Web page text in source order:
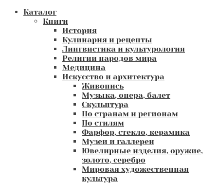
Каталог
Книги
История
Кулинария и рецепты
Лингвистика и культурология
Религии народов мира
Медицина
Искусство и архитектура
Живопись
Музыка, опера, балет
Скульптура
По странам и регионам
По стилям
Фарфор, стекло, керамика
Музеи и галлереи
Ювелирные изделия, оружие,
золото, серебро
Мировая художественная
культура